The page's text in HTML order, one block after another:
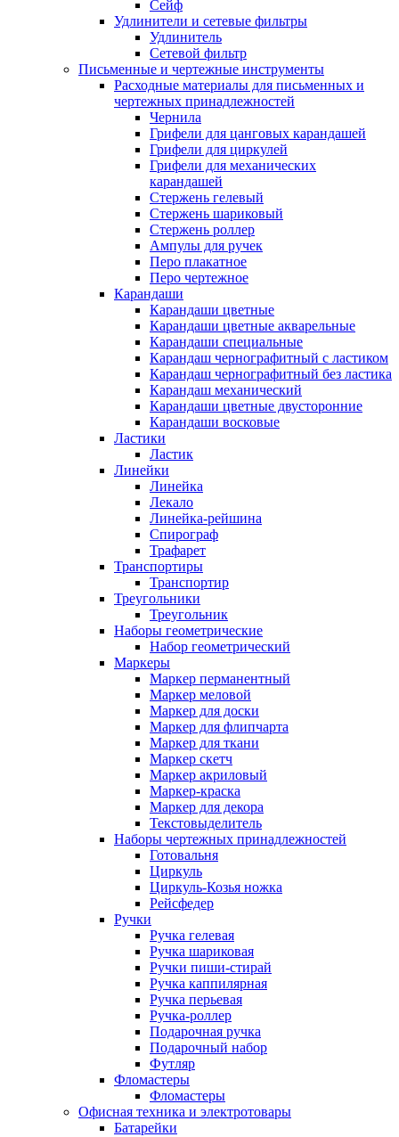
Сейф
Удлинители и сетевые фильтры
Удлинитель
Сетевой фильтр
Письменные и чертежные инструменты
Расходные материалы для письменных и
чертежных принадлежностей
Чернила
Грифели для цанговых карандашей
Грифели для циркулей
Грифели для механических
карандашей
Стержень гелевый
Стержень шариковый
Стержень роллер
Ампулы для ручек
Перо плакатное
Перо чертежное
Карандаши
Карандаши цветные
Карандаши цветные акварельные
Карандаши специальные
Карандаш чернографитный с ластиком
Карандаш чернографитный без ластика
Карандаш механический
Карандаши цветные двусторонние
Карандаши восковые
Ластики
Ластик
Линейки
Линейка
Лекало
Линейка-рейшина
Спирограф
Трафарет
Транспортиры
Транспортир
Треугольники
Треугольник
Наборы геометрические
Набор геометрический
Маркеры
Маркер перманентный
Маркер меловой
Маркер для доски
Маркер для флипчарта
Маркер для ткани
Маркер скетч
Маркер акриловый
Маркер-краска
Маркер для декора
Текстовыделитель
Наборы чертежных принадлежностей
Готовальня
Циркуль
Циркуль-Козья ножка
Рейсфедер
Ручки
Ручка гелевая
Ручка шариковая
Ручки пиши-стирай
Ручка каппилярная
Ручка перьевая
Ручка-роллер
Подарочная ручка
Подарочный набор
Футляр
Фломастеры
Фломастеры
Офисная техника и электротовары
Батарейки